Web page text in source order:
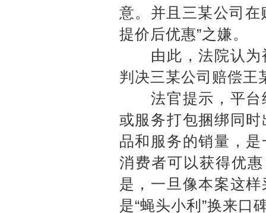
意。并且三某公司在
提价后优惠”之嫌。
由此，法院认为
判决三某公司赔偿王
法官提示，平台
或服务打包捆绑同
品和服务的销量，
消费者可以获得优
是，一旦像本案这
是“蝇头小利”换来口